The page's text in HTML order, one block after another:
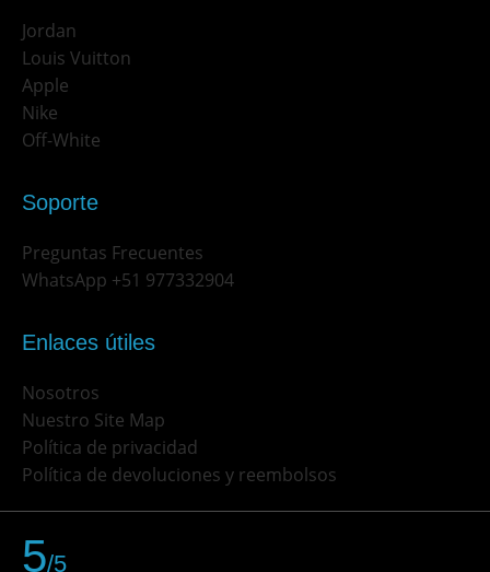
Jordan
Louis Vuitton
Apple
Nike
Off-White
Soporte
Preguntas Frecuentes
WhatsApp +51 977332904
Enlaces útiles
Nosotros
Nuestro Site Map
Política de privacidad
Política de devoluciones y reembolsos
5/5